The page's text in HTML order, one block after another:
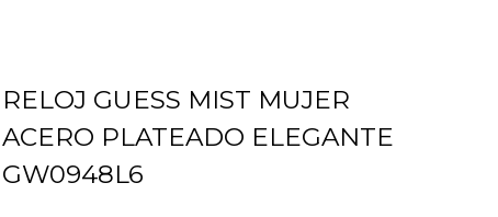
RELOJ GUESS MIST MUJER
ACERO PLATEADO ELEGANTE
GW0948L6